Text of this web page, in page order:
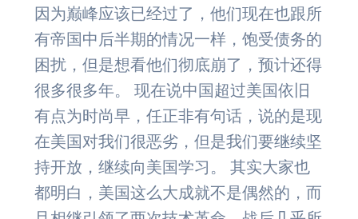
因为巅峰应该已经过了，他们现在也跟所
有帝国中后半期的情况一样，饱受债务的
困扰，但是想看他们彻底崩了，预计还得
很多很多年。 现在说中国超过美国依旧
有点为时尚早，任正非有句话，说的是现
在美国对我们很恶劣，但是我们要继续坚
持开放，继续向美国学习。 其实大家也
都明白，美国这么大成就不是偶然的，而